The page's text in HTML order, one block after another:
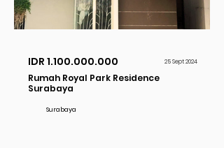
IDR 1.100.000.000 25 Sept 2024
Rumah Royal Park Residence
Surabaya
Surabaya